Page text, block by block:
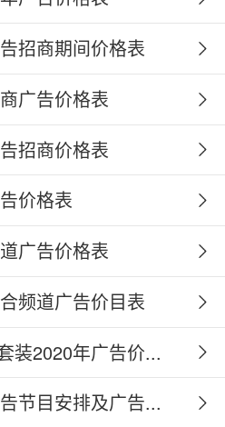
招商期间价格表
广告价格表
招商价格表
价格表
广告价格表
频道广告价目表
装2020年广告价...
节目安排及广告...